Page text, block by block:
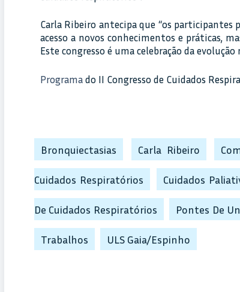
Carla Ribeiro antecipa que “os participantes
acesso a novos conhecimentos e práticas,
Este congresso é uma celebração da
Programado II Congresso de Cuidados
Bronquiectasias Carla Ribeiro
Cuidados Respiratórios Cuidados
De Cuidados Respiratórios Pontes De
Trabalhos ULS Gaia/Espinho